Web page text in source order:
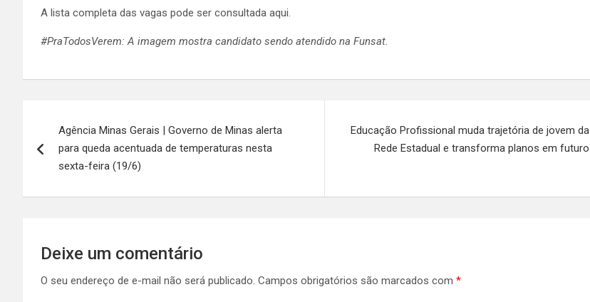
A lista completa das vagas pode ser consultada aqui.
#PraTodosVerem: A imagem mostra candidato sendo atendido na Funsat.
de
Post
Agência Minas Gerais | Governo de Minas alerta
para queda acentuada de temperaturas nesta
sexta-feira (19/6)
Educação Profissional muda trajetória de jovem da
Rede Estadual e transforma planos em futuro
Deixe um comentário
O seu endereço de e-mail não será publicado. Campos obrigatórios são marcados com *